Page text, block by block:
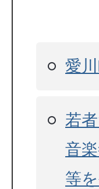
愛
若
音
等